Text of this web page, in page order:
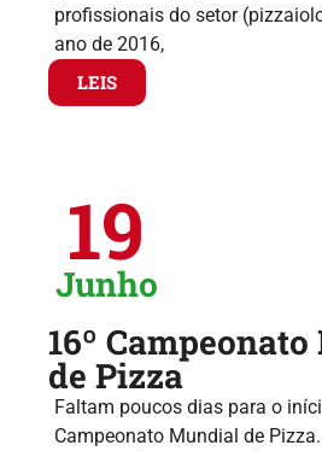
profissionais do setor
ano de 2016,
LEIS
19
Junho
16º
de Pizza
Faltam poucos dias para o
Campeonato Mundial de